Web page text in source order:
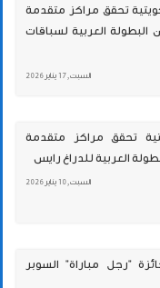
تحقق مراكز متقدمة
البطولة العربية لسباقات
السبت , 17 يناير 2026
تحقق مراكز متقدمة
العربية للدراغ رايس
السبت , 10 يناير 2026
"رجل مباراة" السوبر